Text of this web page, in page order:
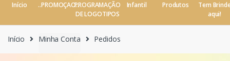
Início ..PROMOÇAO..PROGRAMAÇÃO
DE LOGOTIPOS
Infantil Produtos
Tem
aqui!
Início Minha Conta Pedidos